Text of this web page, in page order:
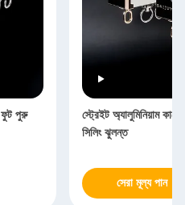
ফুট পুরু
স্ট্রেইট অ্যালুমিনিয়াম
সিলিং ঝুলন্ত
সেরা মূল্য পান